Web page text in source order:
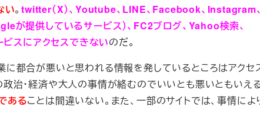
い。twitter（X）、Youtube、LINE、Facebook、Instagram、
提供しているサービス）、FC2ブログ、Yahoo検索、
スにアクセスできないのだ。
都合が悪いと思われる情報を発しているところはアクセ
治・経済や大人の事情が絡むのでいいとも悪いともいえ
あることは間違いない。また、一部のサイトでは、事情によ